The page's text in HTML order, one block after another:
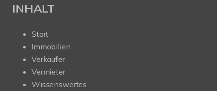
INHALT
Start
Immobilien
Verkäufer
Vermieter
Wissenswertes